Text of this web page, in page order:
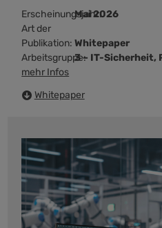
Erscheinungsjahr:
Mai 2026
Art der
Publikation: Whitepaper
Arbeitsgruppe:3 – IT-Sicherheit,
mehr Infos
Whitepaper